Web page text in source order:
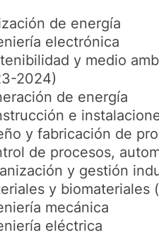
de energía
electrónica
y medio
2024)
de energía
e
y fabricación de
de procesos,
y gestión
y
mecánica
eléctrica